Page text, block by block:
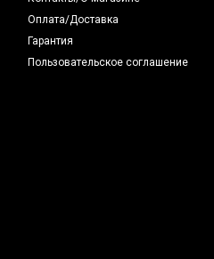
Оплата/Доставка
Гарантия
Пользовательское соглашение